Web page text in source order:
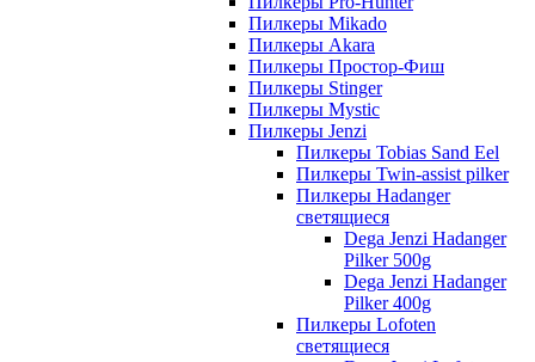
Пилкеры Mikado
Пилкеры Akara
Пилкеры Простор-Фиш
Пилкеры Stinger
Пилкеры Mystic
Пилкеры Jenzi
Пилкеры Tobias Sand Eel
Пилкеры Twin-assist pilker
Пилкеры Hadanger
светящиеся
Dega Jenzi Hadanger
Pilker 500g
Dega Jenzi Hadanger
Pilker 400g
Пилкеры Lofoten
светящиеся